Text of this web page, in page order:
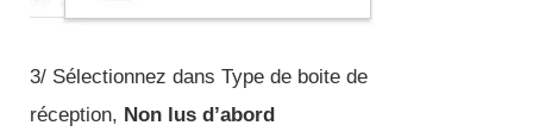
3/ Sélectionnez dans Type de boite de
réception, Non lus d’abord